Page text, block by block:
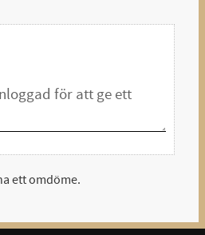
ett omdöme.